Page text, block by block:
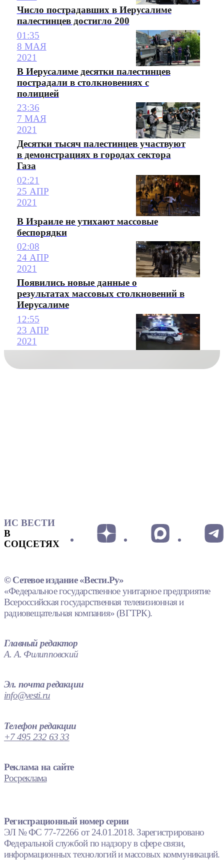
Число пострадавших в Иерусалиме
палестинцев достигло 200
01:35
8 МАЯ
2021
В Иерусалиме десятки палестинцев
пострадали в столкновениях с
полицией
23:36
7 МАЯ
2021
Десятки тысяч палестинцев участвуют
в демонстрациях в городах сектора
Газа
02:21
25 АПР
2021
В Израиле не утихают массовые
беспорядки
02:08
24 АПР
2021
Появились новые данные о
результатах массовых столкновений в
Иерусалиме
12:55
23 АПР
2021
ИС ВЕСТИ
В
СОЦСЕТЯХ
© Сетевое издание «Вести.Ру»
«Федеральное государственное унитарное предприятие
Всероссийская государственная телевизионная и
радиовещательная компания» (ВГТРК).
Главный редактор
А. А. Филипповский
Эл. почта редакции
info@vesti.ru
Телефон редакции
+7 495 232 63 33
Реклама на сайте
Росреклама
Регистрационный номер серии
ЭЛ № ФС 77-72266 от 24.01.2018. Зарегистрировано
Федеральной службой по надзору в сфере связи,
информационных технологий и массовых коммуникаций.